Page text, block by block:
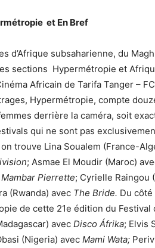
et En Bref
d’Afrique subsaharienne, du
sections Hypermétropie et
Africain de Tarifa Tanger –
Hypermétropie, compte
derrière la caméra, soit
qui ne sont pas
trouve Lina Soualem (France-
; Asmae El Moudir (Maroc)
Mambar Pierrette; Cyrielle Raingou
(Rwanda) avec The Bride. Du
de cette 21e édition du Festival
avec Disco Áfrika; Elvis
(Nigeria) avec Mami Wata;